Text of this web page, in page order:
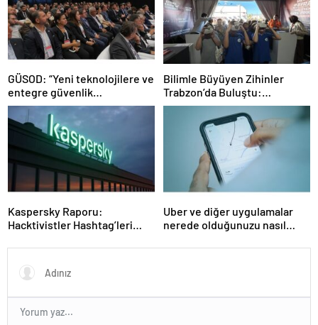
GÜSOD: “Yeni teknolojilere ve
entegre güvenlik
sistemlerine önem artacak”-
Haber Şafak
Bilimle Büyüyen Zihinler
Trabzon’da Buluştu:
STEAMFEST’te Bilim Rüzgârı
Esti!- Haber Şafak
Kaspersky Raporu:
Hacktivistler Hashtag’leri
Kullanıyor, 2025’te
Saldırılarda DDoS Öne
Çıkıyor- Haber Şafak
Uber ve diğer uygulamalar
nerede olduğunuzu nasıl